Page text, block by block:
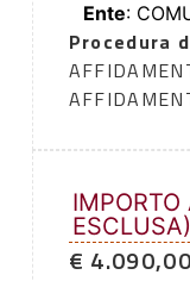
Ente:
Procedura
ESCLUSA)
€ 4.090,00